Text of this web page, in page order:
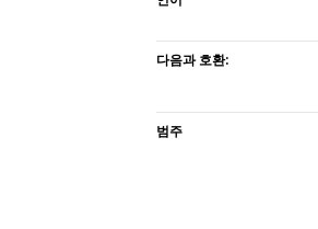
다음과 호환:
범주